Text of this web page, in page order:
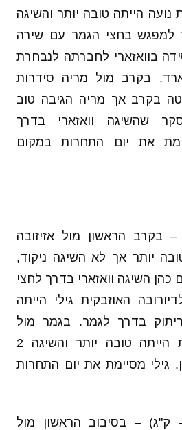
נועה הייתה טובה יותר והשיגה
למפגש בחצי הגמר עם שירה
בוואזארי לחברתה לנבחרת
בקרב מול מריה סידרות
בקרב אך מריה הגיבה טוב
שהשיגה וואזארי בדרך
את יום התחרות במקום
– בקרב הראשון מול אזיזובה
יותר אך לא השיגה ניקוד,
לסיום כהן השיגה וואזארי בדרך לחצי
האוזבקית גילי הייתה
בדרך לגמר. בגמר מול
קרסניקי, הקוסבארית הייתה טובה יותר והשיגה 2
גילי מסיימת את יום התחרות
(52- ק"ג) – בסיבוב הראשון מול